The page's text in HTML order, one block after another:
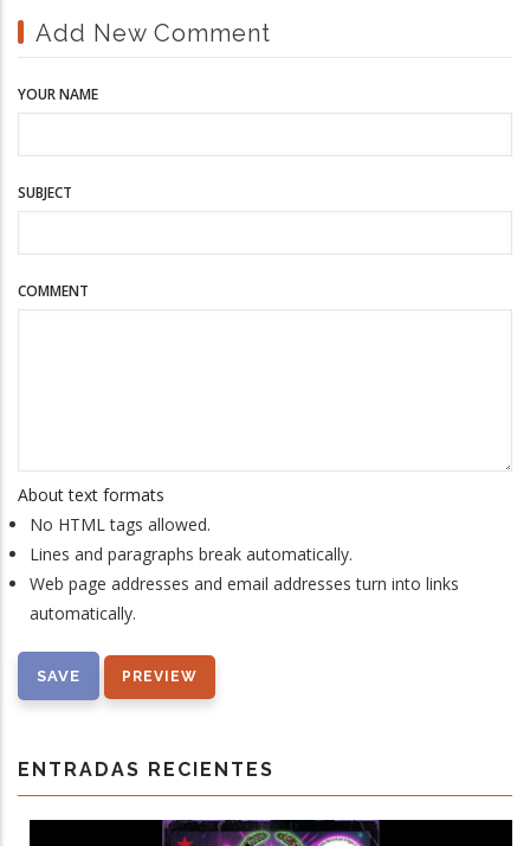
Add New Comment
YOUR NAME
SUBJECT
COMMENT
About text formats
No HTML tags allowed.
Lines and paragraphs break automatically.
Web page addresses and email addresses turn into links
automatically.
ENTRADAS RECIENTES